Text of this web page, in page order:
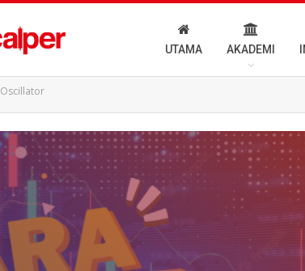
UTAMA AKADEMI
Oscillator